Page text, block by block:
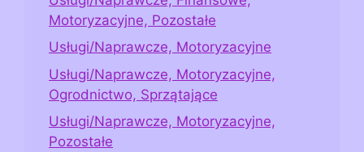
Motoryzacyjne, Pozostałe
Usługi/Naprawcze, Motoryzacyjne
Usługi/Naprawcze, Motoryzacyjne,
Ogrodnictwo, Sprzątające
Usługi/Naprawcze, Motoryzacyjne,
Pozostałe